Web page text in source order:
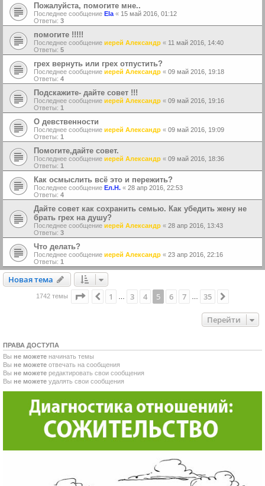
Пожалуйста, помогите мне..
Последнее сообщение Ela « 15 май 2016, 01:12
Ответы: 3
помогите !!!!!
Последнее сообщение иерей Александр « 11 май 2016, 14:40
Ответы: 5
грех вернуть или грех отпустить?
Последнее сообщение иерей Александр « 09 май 2016, 19:18
Ответы: 4
Подскажите- дайте совет !!!
Последнее сообщение иерей Александр « 09 май 2016, 19:16
Ответы: 1
О девственности
Последнее сообщение иерей Александр « 09 май 2016, 19:09
Ответы: 1
Помогите,дайте совет.
Последнее сообщение иерей Александр « 09 май 2016, 18:36
Ответы: 1
Как осмыслить всё это и пережить?
Последнее сообщение Ел.Н. « 28 апр 2016, 22:53
Ответы: 4
Дайте совет как сохранить семью. Как убедить жену не
брать грех на душу?
Последнее сообщение иерей Александр « 28 апр 2016, 13:43
Ответы: 3
Что делать?
Последнее сообщение иерей Александр « 23 апр 2016, 22:16
Ответы: 1
Новая тема
Новаятема
1742 темы Страница из 35
Пред.
1 3 4 5 6 7 35
Перейти
ПРАВА ДОСТУПА
Вы не можете начинать темы
Вы не можете отвечать на сообщения
Вы не можете редактировать свои сообщения
Вы не можете удалять свои сообщения